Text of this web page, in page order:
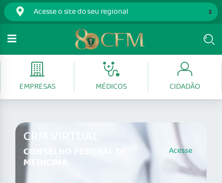
EMPRESAS MÉDICOS CIDADÃO
CRM VIRTUAL
CONSELHO FEDERAL DE
MEDICINA
Acesse